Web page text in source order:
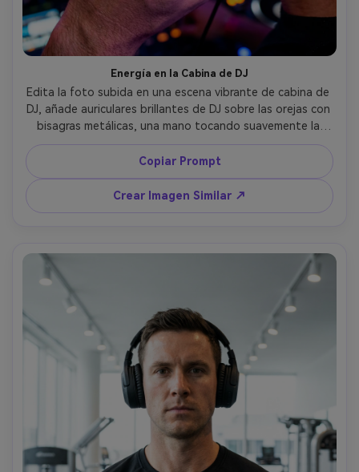
Energía en la Cabina de DJ
Edita la foto subida en una escena vibrante de cabina de
DJ, añade auriculares brillantes de DJ sobre las orejas con
bisagras metálicas, una mano tocando suavemente la
copa del auricular, luces coloridas de club y bokeh de
público detrás, flashes de estroboscopio, contraste
cinematográfico, tomada con Nikon Z8 35mm f/1.8, primer
plano dinámico, brillo realista de la piel, saturación viva --
ar 4:5
Copiar Prompt
Crear Imagen Similar ↗